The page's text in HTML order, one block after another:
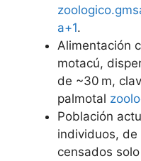
a+1.
Alimentación
motacú,
de ~30 m,
palmotal
Población
individuos, de
censados